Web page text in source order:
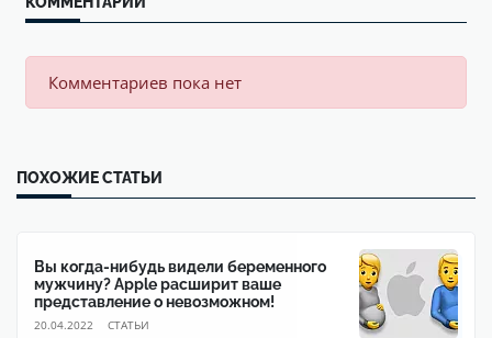
Комментариев пока нет
ПОХОЖИЕ СТАТЬИ
Вы когда-нибудь видели беременного
мужчину? Apple расширит ваше
представление о невозможном!
20.04.2022 CТАТЬИ